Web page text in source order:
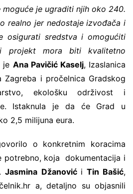
je ugraditi njih oko 240.
realno jer nedostaje izvođača i
osigurati sredstva i omogućiti
projekt mora biti kvalitetno
je Ana Pavičić Kaselj, Izaslanica
Zagreba i pročelnica Gradskog
ekološku održivost i
Istaknula je da će Grad u
2,5 milijuna eura.
o konkretnim koracima
potrebno, koja dokumentacija i
Jasmina Džanović i Tin Bašić,
a, detaljno su objasnili